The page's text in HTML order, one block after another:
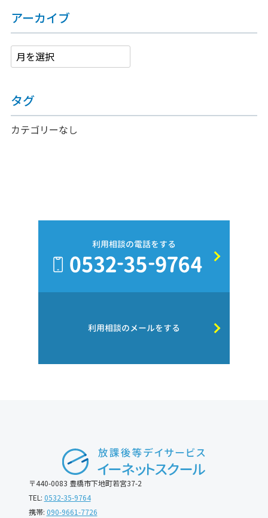
アーカイブ
タグ
カテゴリーなし
利用相談の電話をする
利用相談のメールをする
〒440-0083 豊橋市下地町若宮37-2
TEL: 0532-35-9764
携帯: 090-9661-7726